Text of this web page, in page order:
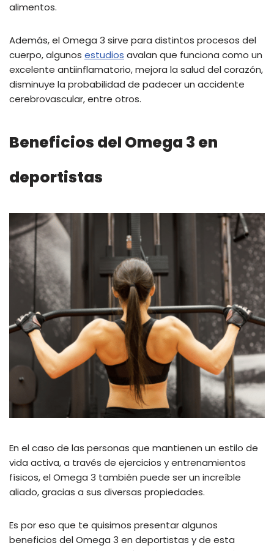
alimentos.
Además, el Omega 3 sirve para distintos procesos del
cuerpo, algunos estudios avalan que funciona como un
excelente antiinflamatorio, mejora la salud del corazón,
disminuye la probabilidad de padecer un accidente
cerebrovascular, entre otros.
Beneficios del Omega 3 en
deportistas
En el caso de las personas que mantienen un estilo de
vida activa, a través de ejercicios y entrenamientos
físicos, el Omega 3 también puede ser un increíble
aliado, gracias a sus diversas propiedades.
Es por eso que te quisimos presentar algunos
beneficios del Omega 3 en deportistas y de esta